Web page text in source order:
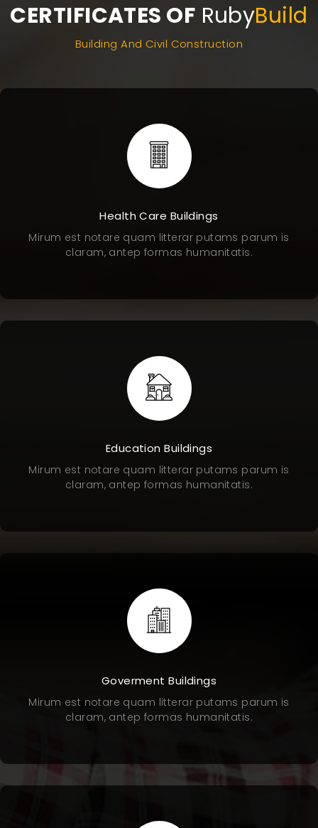
CERTIFICATES OF RubyBuild
Building And Civil Construction
Health Care Buildings
Mirum est notare quam litterar putams parum is
claram, antep formas humanitatis.
Education Buildings
Mirum est notare quam litterar putams parum is
claram, antep formas humanitatis.
Goverment Buildings
Mirum est notare quam litterar putams parum is
claram, antep formas humanitatis.